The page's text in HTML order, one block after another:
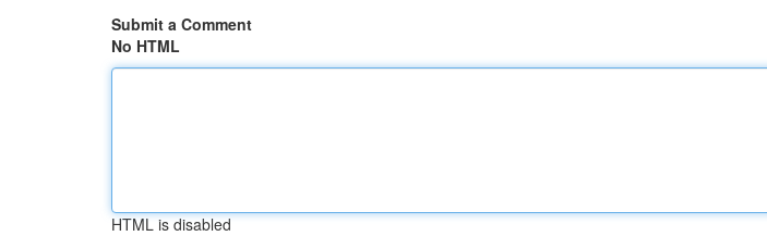
Submit a Comment
No HTML
HTML is disabled